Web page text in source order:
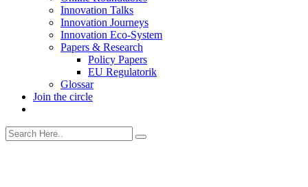
Innovation Talks
Innovation Journeys
Innovation Eco-System
Papers & Research
Policy Papers
EU Regulatorik
Glossar
Join the circle